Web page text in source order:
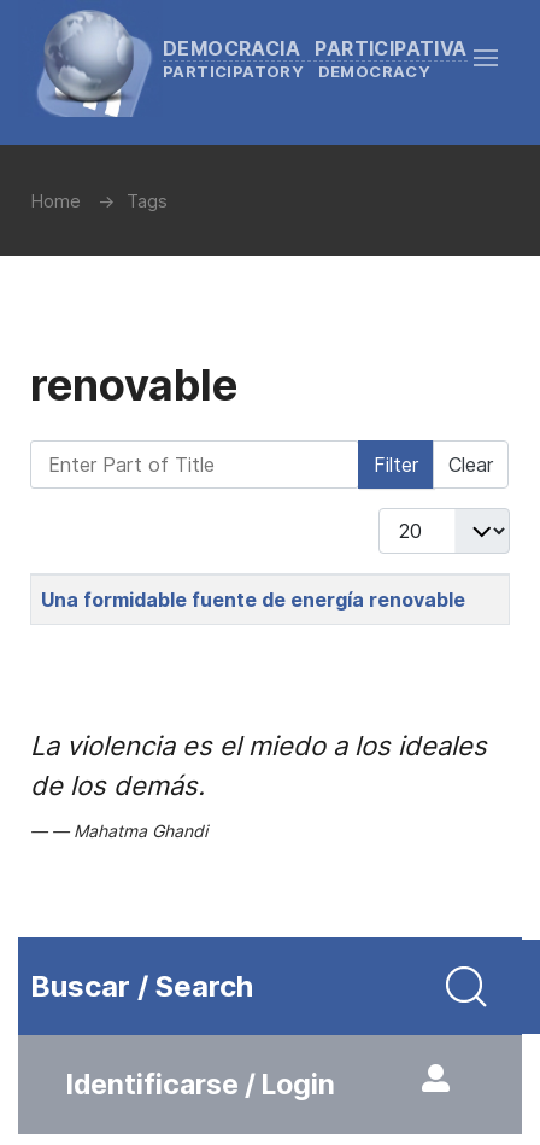
DEMOCRACIA PARTICIPATIVA
PARTICIPATORY DEMOCRACY
Home Tags
renovable
Enter Part of Title Filter Clear
Display #
Title
Una formidable fuente de energía renovable
La violencia es el miedo a los ideales
de los demás.
Mahatma Ghandi
Buscar / Search
Identificarse / Login